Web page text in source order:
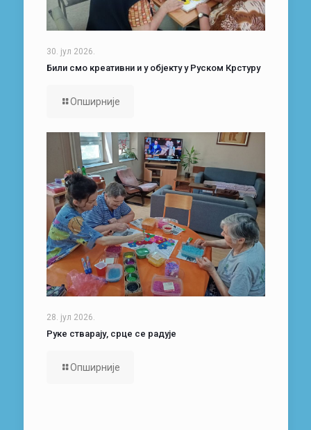
30. јул 2026.
Били смо креативни и у објекту у Руском Крстуру
Опширније
28. јул 2026.
Руке стварају, срце се радује
Опширније